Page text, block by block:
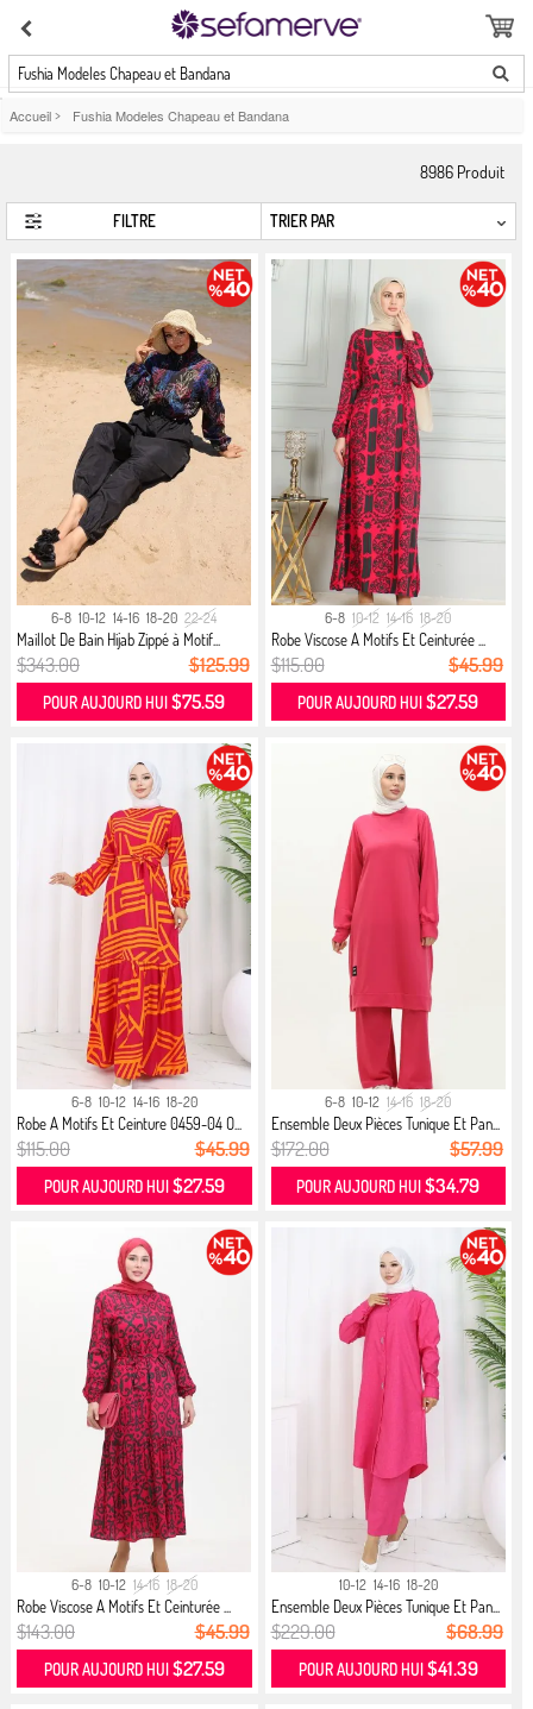
Fushia Modeles Chapeau et Bandana
Accueil > Fushia Modeles Chapeau et Bandana
8986 Produit
FILTRE
6-8 10-12 14-16 18-20 22-24
Maillot De Bain Hijab Zippé à Motif...
$343.00 $125.99
POUR AUJOURD HUI$75.59
6-8 10-12 14-16 18-20
Robe Viscose A Motifs Et Ceinturée ...
$115.00 $45.99
POUR AUJOURD HUI$27.59
6-8 10-12 14-16 18-20
Robe A Motifs Et Ceinture 0459-04 O...
$115.00 $45.99
POUR AUJOURD HUI$27.59
6-8 10-12 14-16 18-20
Ensemble Deux Pièces Tunique Et Pan...
$172.00 $57.99
POUR AUJOURD HUI$34.79
6-8 10-12 14-16 18-20
Robe Viscose A Motifs Et Ceinturée ...
$143.00 $45.99
POUR AUJOURD HUI $27.59
10-12 14-16 18-20
Ensemble Deux Pièces Tunique Et Pan...
$229.00 $68.99
POUR AUJOURD HUI $41.39